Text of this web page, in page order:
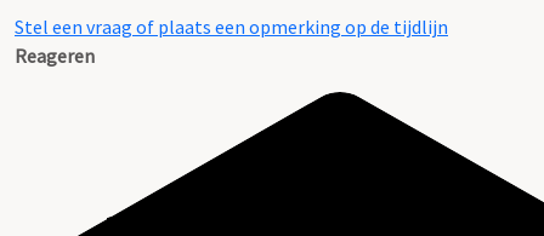
Stel een vraag of plaats een opmerking op de tijdlijn
Reageren